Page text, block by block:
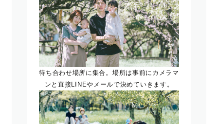
待ち合わせ場所に集合。場所は事前にカメラマ
ンと直接LINEやメールで決めていきます。